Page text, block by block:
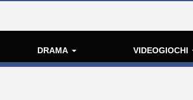
DRAMA VIDEOGIOCHI